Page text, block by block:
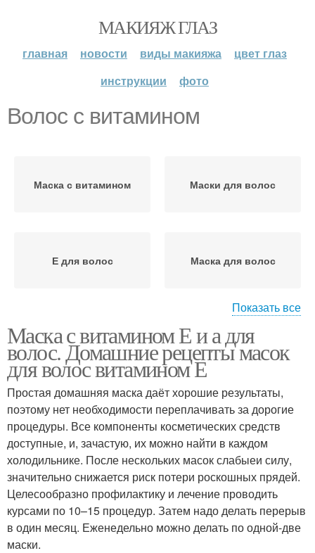
МАКИЯЖ ГЛАЗ
главная новости виды макияжа
цвет глаз
инструкции
фото
Волос с витамином
Маска с витамином Маски для волос
Е для волос Маска для волос
Е для жирных волос Маски с витаминами
Зентив для волос Маска с витаминами
Показать все
Маска с витамином Е и а для
волос. Домашние рецепты масок
для волос витамином Е
Простая домашняя маска даёт хорошие результаты,
поэтому нет необходимости переплачивать за дорогие
процедуры. Все компоненты косметических средств
доступные, и, зачастую, их можно найти в каждом
холодильнике. После нескольких масок слабыеи силу,
значительно снижается риск потери роскошных прядей.
Целесообразно профилактику и лечение проводить
курсами по 10–15 процедур. Затем надо делать перерыв
в один месяц. Еженедельно можно делать по одной-две
маски.